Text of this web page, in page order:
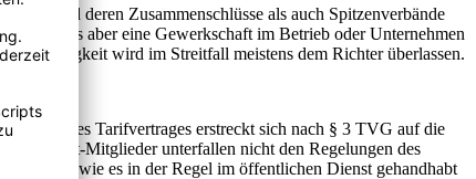
und deren Zusammenschlüsse als auch Spitzenverbände
muss aber eine Gewerkschaft im Betrieb oder Unternehmen
wird im Streitfall meistens dem Richter überlassen.
des Tarifvertrages erstreckt sich nach § 3 TVG auf die
Nicht-Mitglieder unterfallen nicht den Regelungen des
wird, wie es in der Regel im öffentlichen Dienst gehandhabt